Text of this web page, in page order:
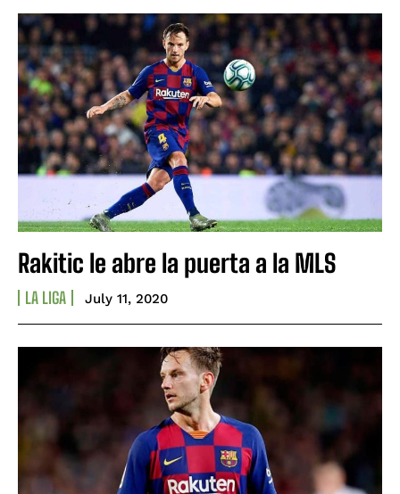
Rakitic le abre la puerta a la MLS
LA LIGA July 11, 2020